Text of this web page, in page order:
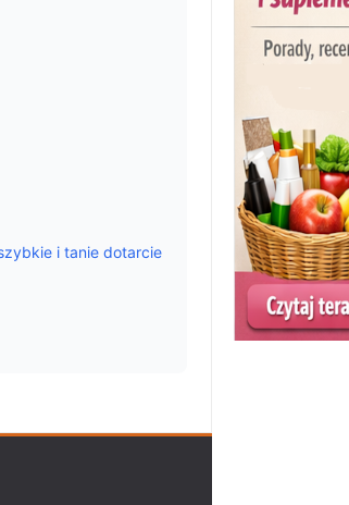
i tanie dotarcie